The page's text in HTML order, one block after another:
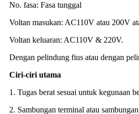
No. fasa: Fasa tunggal
Voltan masukan: AC110V atau 200V
Voltan keluaran: AC110V & 220V.
Dengan pelindung fius atau dengan
Ciri-ciri utama
1. Tugas berat sesuai untuk kegunaan
2. Sambungan terminal atau